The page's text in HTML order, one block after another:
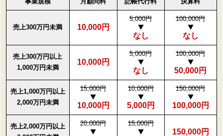
売上300万円未満 10,000円
5,000円
なし
100,000円
なし
売上300万円以上
1,000万円未満
10,000円
5,000円
なし
100,000円
50,000円
売上1,000万円以上
2,000万円未満
15,000円
10,000円
10,000円
5,000円
150,000円
100,000円
売上2,000万円以上
20,000円 15,000円
150,000円